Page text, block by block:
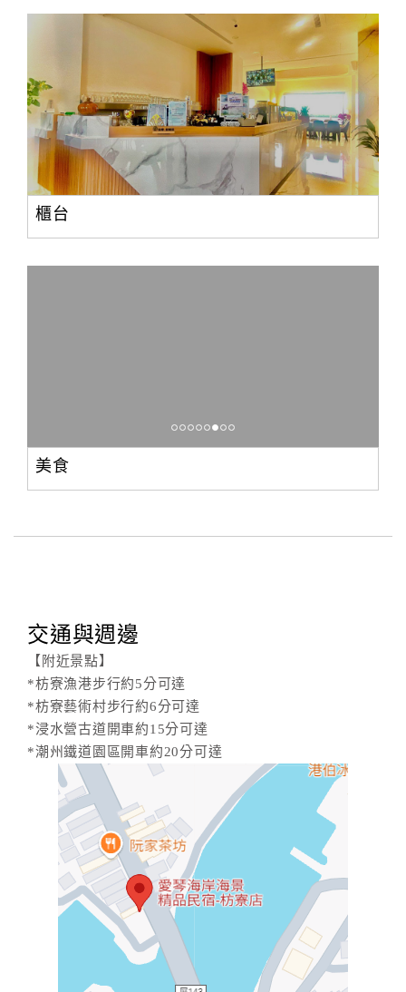
櫃台
美食
交通與週邊
【附近景點】
*枋寮漁港步行約5分可達
*枋寮藝術村步行約6分可達
*浸水營古道開車約15分可達
*潮州鐵道園區開車約20分可達